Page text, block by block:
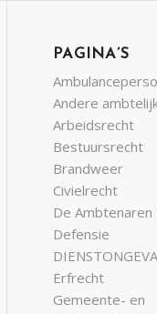
PAGINA’S
Andere
Arbeidsrecht
Bestuursrecht
Brandweer
Civielrecht
De Ambtenaren
Defensie
Erfrecht
Gemeente- en